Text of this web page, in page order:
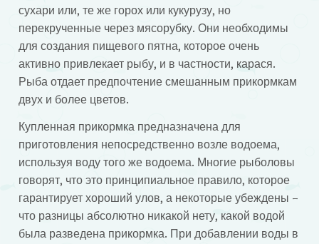
сухари или, те же горох или кукурузу, но
перекрученные через мясорубку. Они необходимы
для создания пищевого пятна, которое очень
активно привлекает рыбу, и в частности, карася.
Рыба отдает предпочтение смешанным прикормкам
двух и более цветов.
Купленная прикормка предназначена для
приготовления непосредственно возле водоема,
используя воду того же водоема. Многие рыболовы
говорят, что это принципиальное правило, которое
гарантирует хороший улов, а некоторые убеждены –
что разницы абсолютно никакой нету, какой водой
была разведена прикормка. При добавлении воды в